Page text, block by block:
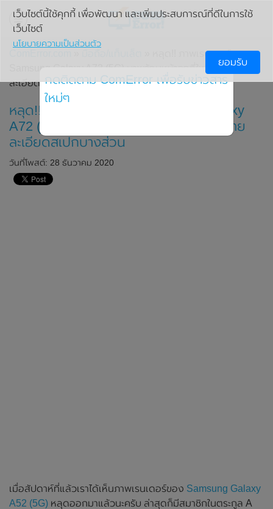
» หลุด!! ภาพเรนเดอร์ของ
Samsung Galaxy A72 (5G) มาพร้อมหน้าจอที่ใหญ่ขึ้น และราย
ละเอียดสเปกบางส่วน
หลุด!! ภาพเรนเดอร์ของ Samsung Galaxy
A72 (5G) มาพร้อมหน้าจอที่ใหญ่ขึ้น และราย
ละเอียดสเปกบางส่วน
วันที่โพสต์: 28 ธันวาคม 2020
เมื่อสัปดาห์ที่แล้วเราได้เห็นภาพเรนเดอร์ของ Samsung Galaxy
A52 (5G) หลุดออกมาแล้วนะครับ ล่าสุดก็มีสมาชิกในตระกูล A
เว็บไซต์นี้ใช้คุกกี้ เพื่อพัฒนา และเพิ่มประสบการณ์ที่ดีในการใช้
เว็บไซต์
นโยบายความเป็นส่วนตัว
ยอมรับ
กดติดตาม ComError เพื่อรับข่าวสาร
ใหม่ๆ